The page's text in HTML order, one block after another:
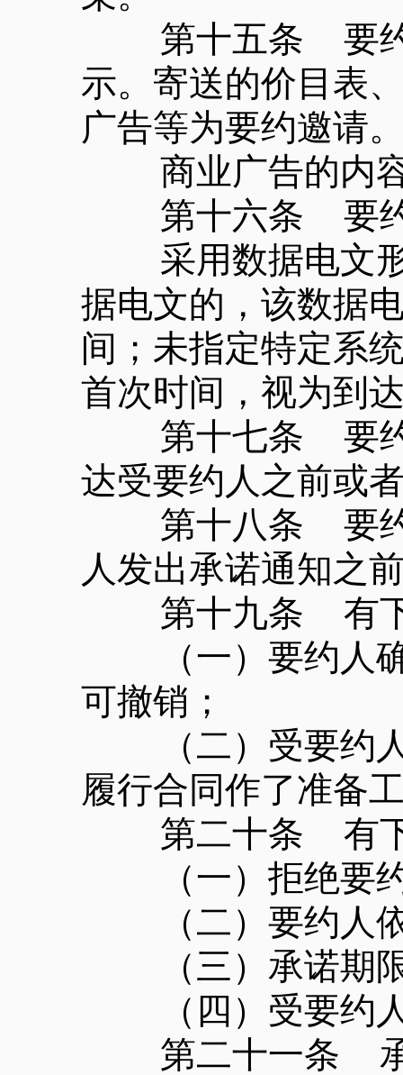
第十五条 要约
示。寄送的价目表
广告等为要约邀请
商业广告的内容
第十六条 要约
采用数据电文形
据电文的，该数据
间；未指定特定系
首次时间，视为到
第十七条 要约
达受要约人之前或
第十八条 要约
人发出承诺通知之
第十九条 有下
（一）要约人确
可撤销；
（二）受要约人
履行合同作了准备
第二十条 有下
（一）拒绝要约
（二）要约人依
（三）承诺期限
（四）受要约人
第二十一条 承